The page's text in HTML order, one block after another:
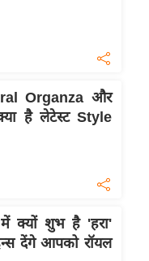
Organza और
है लेटेस्ट Style
क्यों शुभ है 'हरा'
देंगे आपको रॉयल